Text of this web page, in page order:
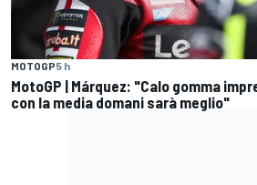
MOTOGP5 h
MotoGP | Márquez: "Calo gomma
con la media domani sarà meglio"